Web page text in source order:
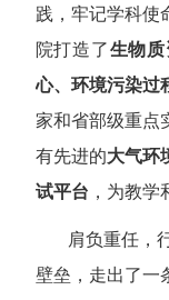
践，牢记学科使
院打造了生物
心、环境污染过
家和省部级重点
有先进的大气环
试平台 ，为教学
肩负重任，
壁垒，走出了一